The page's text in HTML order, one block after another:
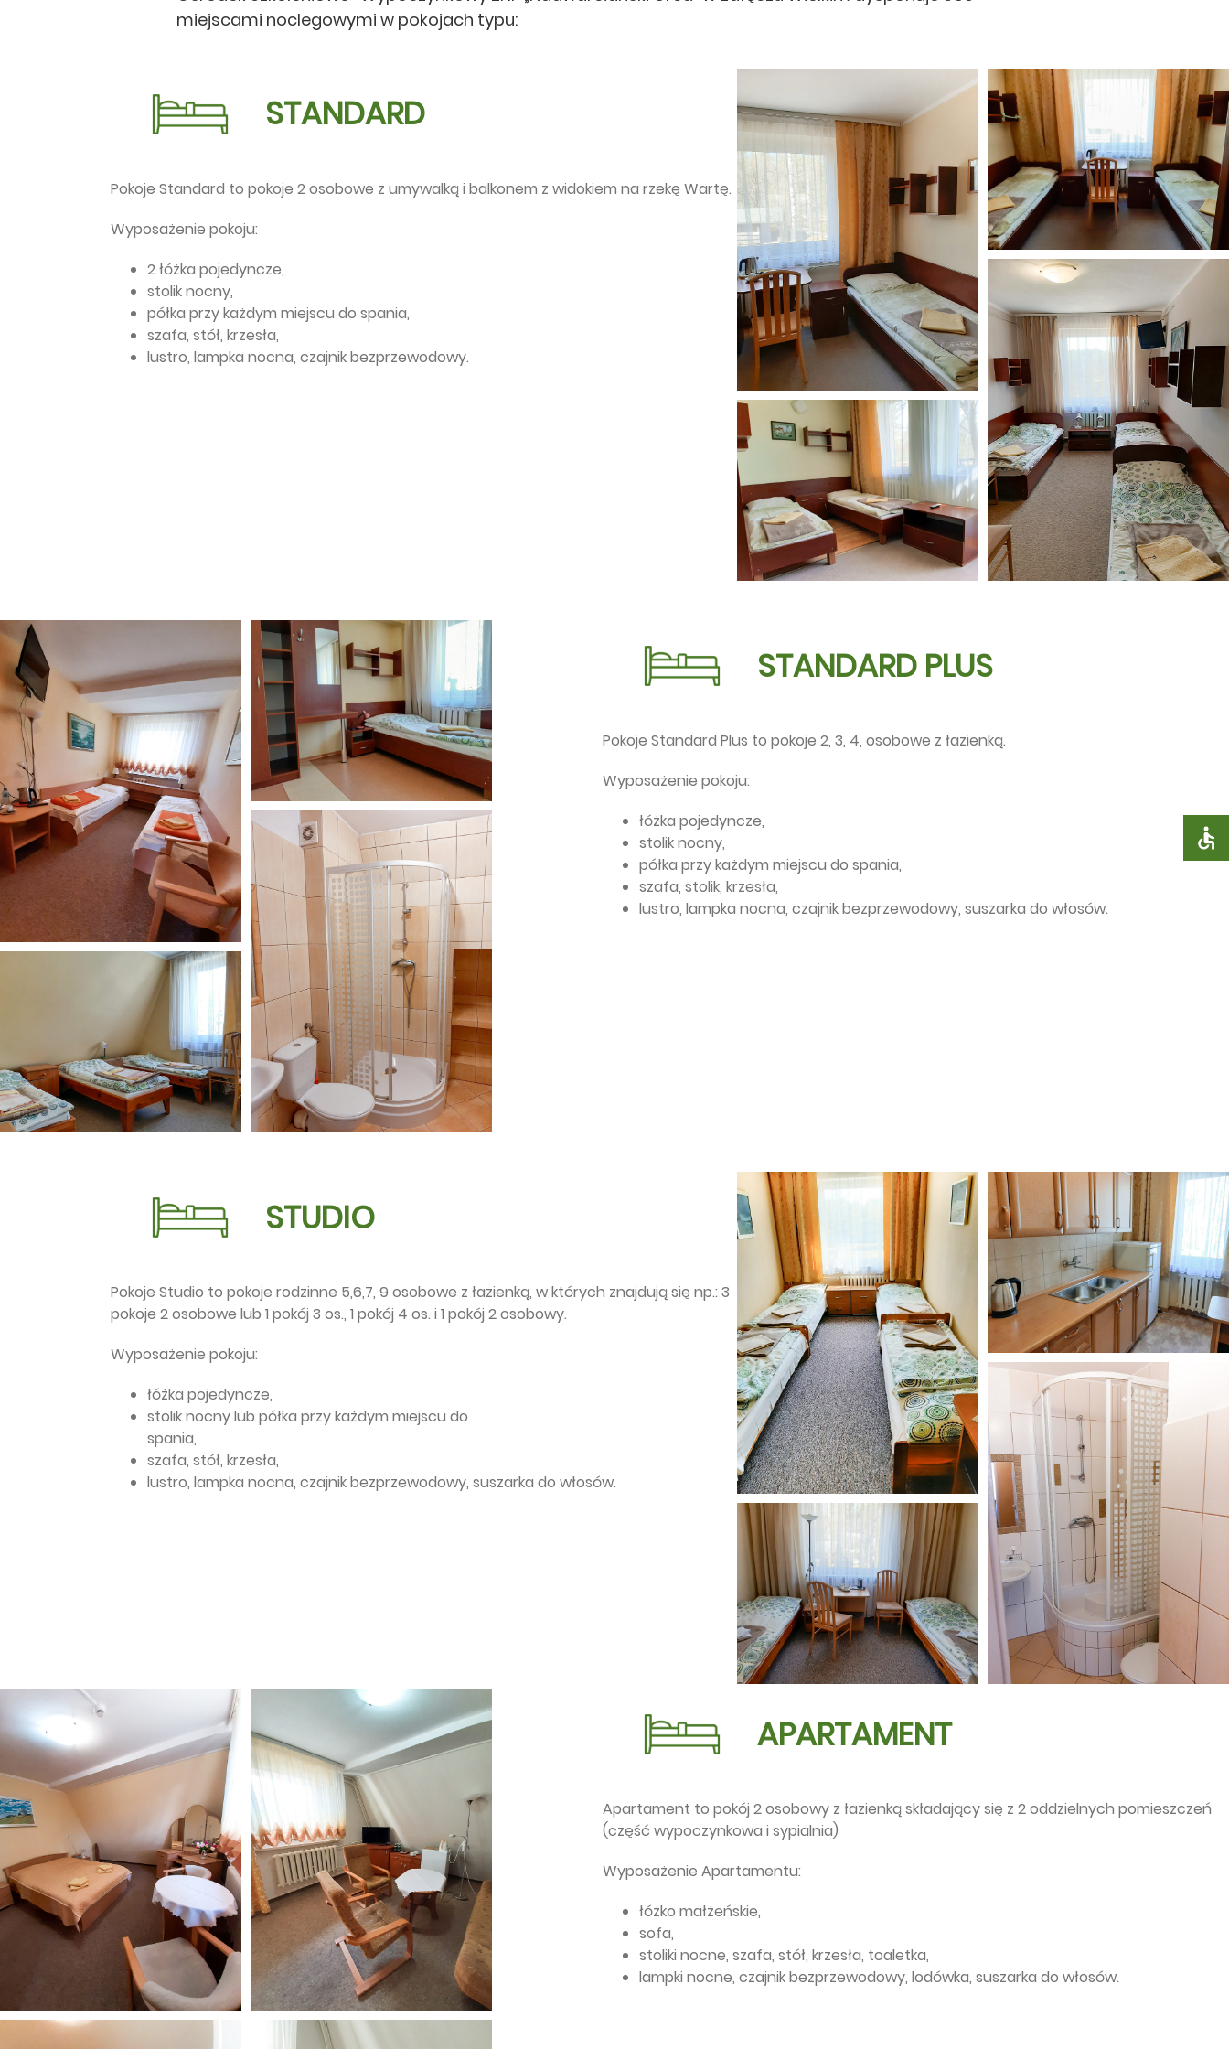
miejscami noclegowymi w pokojach typu:
STANDARD
Pokoje Standard to pokoje 2 osobowe z umywalką i balkonem z widokiem na rzekę Wartę.
Wyposażenie pokoju:
2 łóżka pojedyncze,
stolik nocny,
półka przy każdym miejscu do spania,
szafa, stół, krzesła,
lustro, lampka nocna, czajnik bezprzewodowy.
STANDARD PLUS
Pokoje Standard Plus to pokoje 2, 3, 4, osobowe z łazienką.
Wyposażenie pokoju:
łóżka pojedyncze,
stolik nocny,
półka przy każdym miejscu do spania,
szafa, stolik, krzesła,
lustro, lampka nocna, czajnik bezprzewodowy, suszarka do włosów.
STUDIO
Pokoje Studio to pokoje rodzinne 5,6,7, 9 osobowe z łazienką, w których znajdują się np.: 3
pokoje 2 osobowe lub 1 pokój 3 os., 1 pokój 4 os. i 1 pokój 2 osobowy.
Wyposażenie pokoju:
łóżka pojedyncze,
stolik nocny lub półka przy każdym miejscu do
spania,
szafa, stół, krzesła,
lustro, lampka nocna, czajnik bezprzewodowy, suszarka do włosów.
APARTAMENT
Apartament to pokój 2 osobowy z łazienką składający się z 2 oddzielnych pomieszczeń
(część wypoczynkowa i sypialnia)
Wyposażenie Apartamentu:
łóżko małżeńskie,
sofa,
stoliki nocne, szafa, stół, krzesła, toaletka,
lampki nocne, czajnik bezprzewodowy, lodówka, suszarka do włosów.